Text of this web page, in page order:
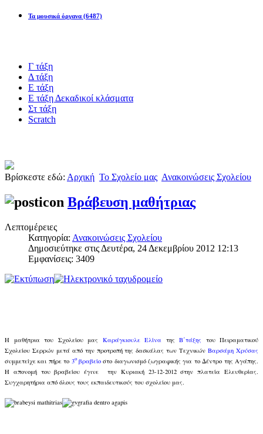
Τα μουσικά όργανα (6487)
Γ τάξη
Δ τάξη
Ε τάξη
Ε τάξη Δεκαδικοί κλάσματα
Στ τάξη
Scratch
Βρίσκεστε εδώ: Αρχική Το Σχολείο μας Ανακοινώσεις Σχολείου
Βράβευση μαθήτριας
Λεπτομέρειες
Κατηγορία: Ανακοινώσεις Σχολείου
Δημοσιεύτηκε στις Δευτέρα, 24 Δεκεμβρίου 2012 12:13
Εμφανίσεις: 3409
Η μαθήτρια του Σχολείου μας Καράγκιουλε Ελίνα της Β΄τάξης του Πειραματικού
Σχολείου Σερρών μετά από την προτροπή της δασκάλας των ΤεχνικώνΒαρσάμη Χρύσας
συμμετείχε και πήρε το 3οβραβείοστο διαγωνισμό ζωγραφικής για το Δέντρο της Αγάπης.
Η απονομή του βραβείου έγινε την Κυριακή 23-12-2012 στην πλατεία Ελευθερίας.
Συγχαρητήρια από όλους τους εκπαιδευτικούς του σχολείου μας.